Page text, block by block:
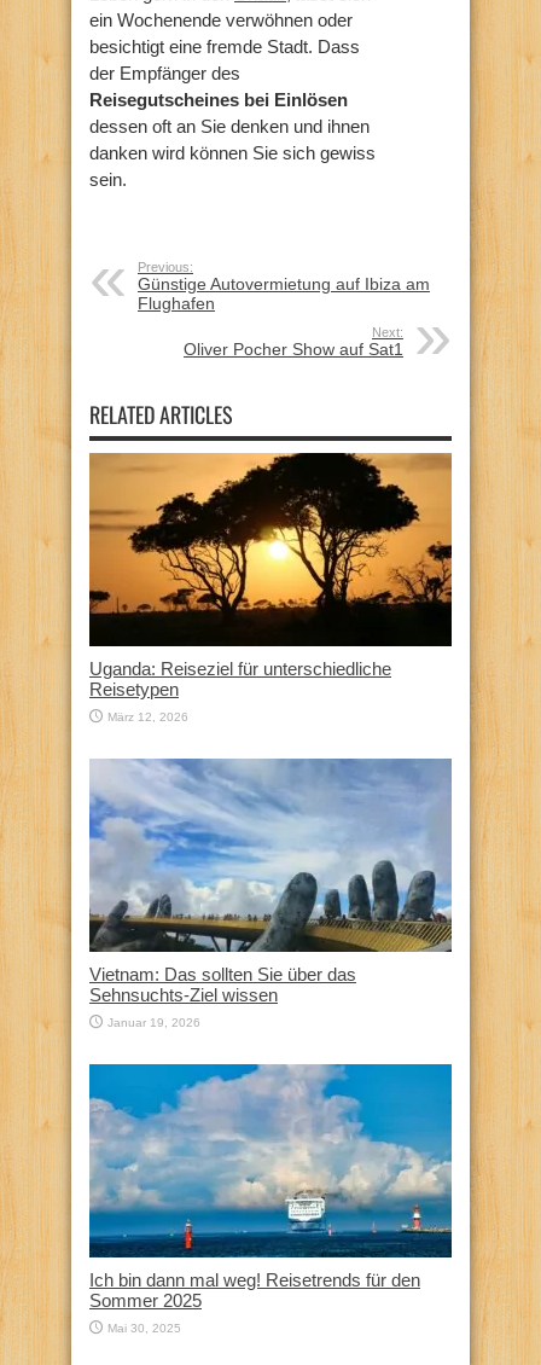
ein Wochenende verwöhnen oder
besichtigt eine fremde Stadt. Dass
der Empfänger des
Reisegutscheines bei Einlösen
dessen oft an Sie denken und ihnen
danken wird können Sie sich gewiss
sein.
Previous:
Günstige Autovermietung auf Ibiza am
Flughafen
Next:
Oliver Pocher Show auf Sat1
RELATED ARTICLES
Uganda: Reiseziel für unterschiedliche
Reisetypen
März 12, 2026
Vietnam: Das sollten Sie über das
Sehnsuchts-Ziel wissen
Januar 19, 2026
Ich bin dann mal weg! Reisetrends für den
Sommer 2025
Mai 30, 2025